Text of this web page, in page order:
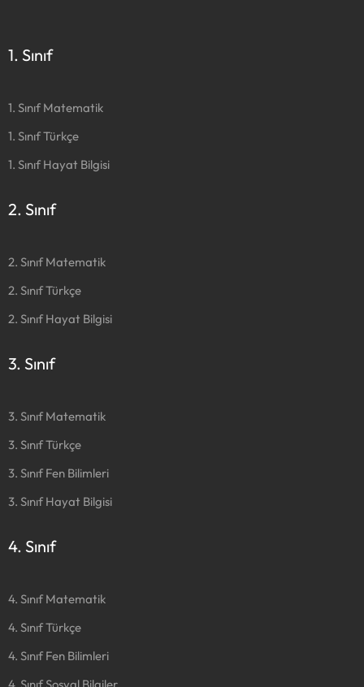
1. Sınıf
1. Sınıf Matematik
1. Sınıf Türkçe
1. Sınıf Hayat Bilgisi
2. Sınıf
2. Sınıf Matematik
2. Sınıf Türkçe
2. Sınıf Hayat Bilgisi
3. Sınıf
3. Sınıf Matematik
3. Sınıf Türkçe
3. Sınıf Fen Bilimleri
3. Sınıf Hayat Bilgisi
4. Sınıf
4. Sınıf Matematik
4. Sınıf Türkçe
4. Sınıf Fen Bilimleri